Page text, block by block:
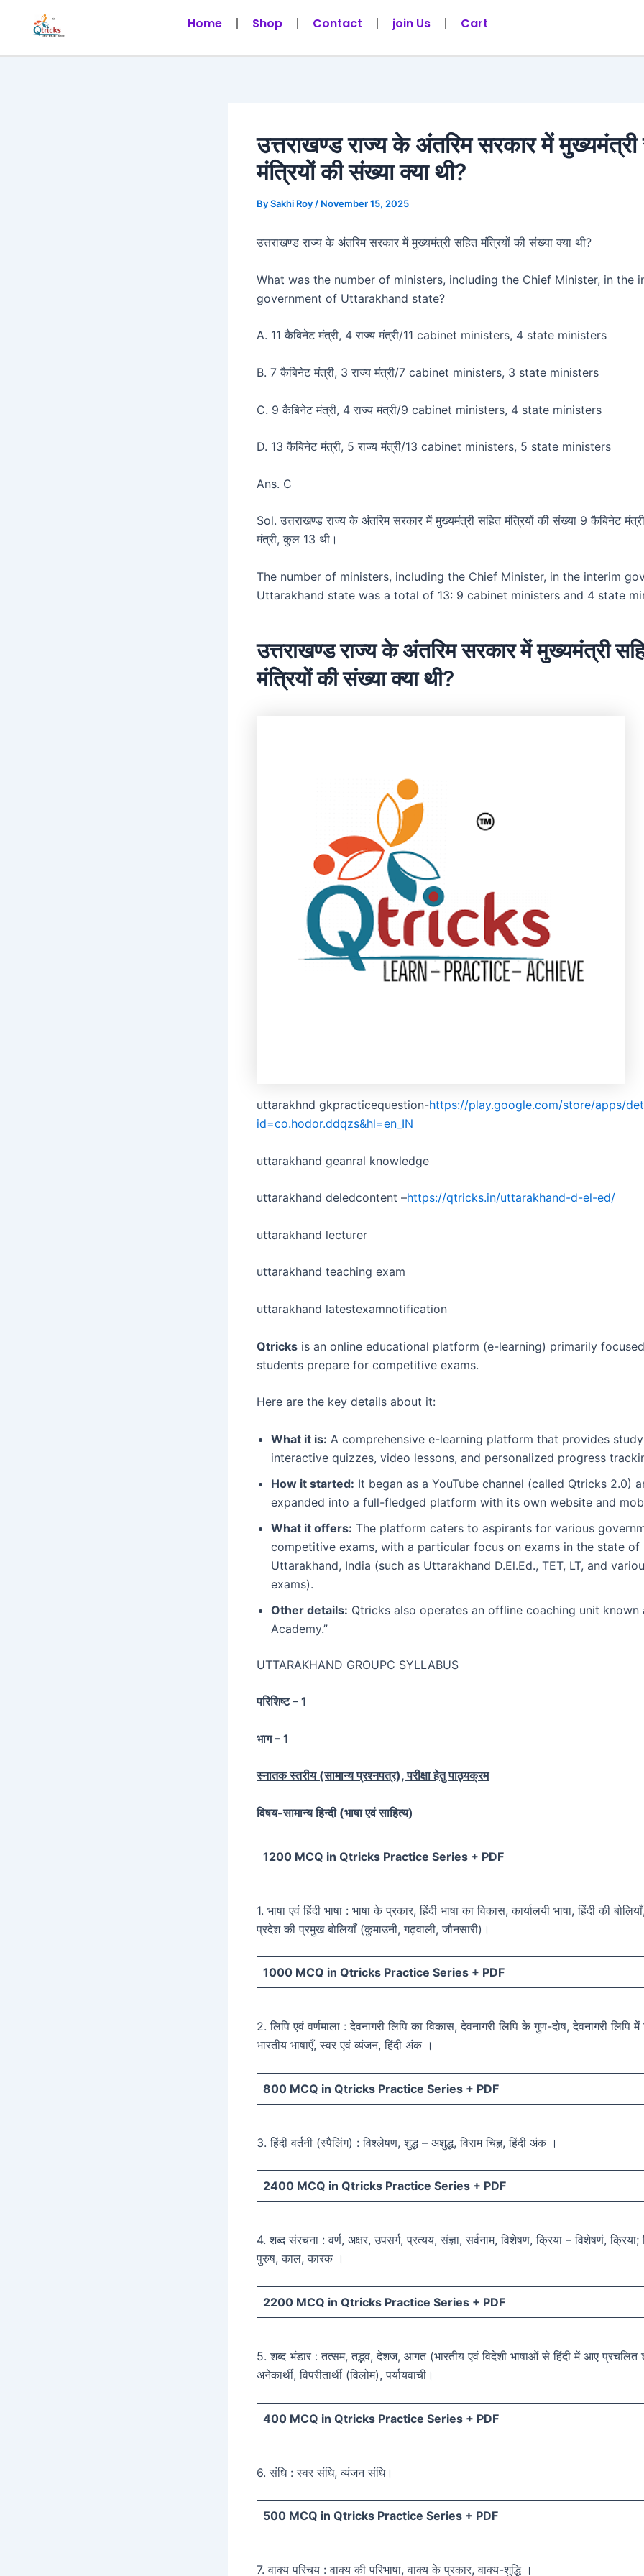
Home Shop Contact join Us Cart
उत्तराखण्ड राज्य के अंतरिम सरकार में मुख्यमंत्री
मंत्रियों की संख्या क्या थी?
BySakhi Roy / November 15, 2025
उत्तराखण्ड राज्य के अंतरिम सरकार में मुख्यमंत्री सहित मंत्रियों की संख्या क्या थी?
What was the number of ministers, including the Chief Minister, in the
government of Uttarakhand state?
A. 11 कैबिनेट मंत्री, 4 राज्य मंत्री/11 cabinet ministers, 4 state ministers
B. 7 कैबिनेट मंत्री, 3 राज्य मंत्री/7 cabinet ministers, 3 state ministers
C. 9 कैबिनेट मंत्री, 4 राज्य मंत्री/9 cabinet ministers, 4 state ministers
D. 13 कैबिनेट मंत्री, 5 राज्य मंत्री/13 cabinet ministers, 5 state ministers
Ans. C
Sol. उत्तराखण्ड राज्य के अंतरिम सरकार में मुख्यमंत्री सहित मंत्रियों की संख्या 9 कैबिनेट
मंत्री, कुल 13 थी।
The number of ministers, including the Chief Minister, in the interim
Uttarakhand state was a total of 13: 9 cabinet ministers and 4 state
उत्तराखण्ड राज्य के अंतरिम सरकार में मुख्यमंत्री
मंत्रियों की संख्या क्या थी?
uttarakhnd gkpracticequestion-https://play.google.com/store/apps/
id=co.hodor.ddqzs&hl=en_IN
uttarakhand geanral knowledge
uttarakhand deledcontent –https://qtricks.in/uttarakhand-d-el-ed/
uttarakhand lecturer
uttarakhand teaching exam
uttarakhand latestexamnotification
Qtricks is an online educational platform (e-learning) primarily
students prepare for competitive exams.
Here are the key details about it:
What it is: A comprehensive e-learning platform that provides
interactive quizzes, video lessons, and personalized progress
How it started: It began as a YouTube channel (called Qtricks 2.0)
expanded into a full-fledged platform with its own website and
What it offers: The platform caters to aspirants for various
competitive exams, with a particular focus on exams in the state of
Uttarakhand, India (such as Uttarakhand D.El.Ed., TET, LT, and
exams).
Other details: Qtricks also operates an offline coaching unit known
Academy.”
UTTARAKHAND GROUPC SYLLABUS
परिशिष्ट – 1
भाग – 1
स्नातक स्तरीय (सामान्य प्रश्नपत्र), परीक्षा हेतु पाठ्यक्रम
विषय-सामान्य हिन्दी (भाषा एवं साहित्य)
1200 MCQ in Qtricks Practice Series + PDF
1. भाषा एवं हिंदी भाषा : भाषा के प्रकार, हिंदी भाषा का विकास, कार्यालयी भाषा, हिंदी की
प्रदेश की प्रमुख बोलियाँ (कुमाउनी, गढ़वाली, जौनसारी)।
1000 MCQ in Qtricks Practice Series + PDF
2. लिपि एवं वर्णमाला : देवनागरी लिपि का विकास, देवनागरी लिपि के गुण-दोष, देवनागरी लिपि
भारतीय भाषाएँ, स्वर एवं व्यंजन, हिंदी अंक ।
800 MCQ in Qtricks Practice Series + PDF
3. हिंदी वर्तनी (स्पैलिंग) : विश्लेषण, शुद्ध – अशुद्ध, विराम चिह्न, हिंदी अंक ।
2400 MCQ in Qtricks Practice Series + PDF
4. शब्द संरचना : वर्ण, अक्षर, उपसर्ग, प्रत्यय, संज्ञा, सर्वनाम, विशेषण, क्रिया – विशेषणं,
पुरुष, काल, कारक ।
2200 MCQ in Qtricks Practice Series + PDF
5. शब्द भंडार : तत्सम, तद्भव, देशज, आगत (भारतीय एवं विदेशी भाषाओं से हिंदी में आए प्रचलित
अनेकार्थी, विपरीतार्थी (विलोम), पर्यायवाची।
400 MCQ in Qtricks Practice Series + PDF
6. संधि : स्वर संधि, व्यंजन संधि।
500 MCQ in Qtricks Practice Series + PDF
7. वाक्य परिचय : वाक्य की परिभाषा, वाक्य के प्रकार, वाक्य-शुद्धि ।
navigation